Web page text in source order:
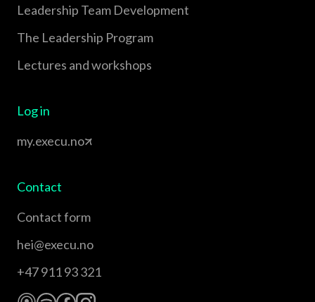
Leadership Team Development
The Leadership Program
Lectures and workshops
Log in
my.execu.no
Contact
Contact form
hei@execu.no
+47 911 93 321